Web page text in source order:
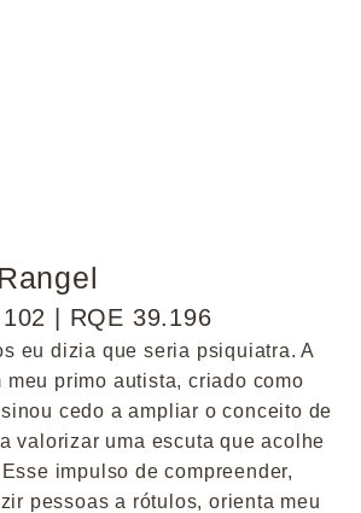
| RQE 39.196
eu dizia que seria psiquiatra. A
meu primo autista, criado como
cedo a ampliar o conceito de
valorizar uma escuta que acolhe
impulso de compreender,
pessoas a rótulos, orienta meu